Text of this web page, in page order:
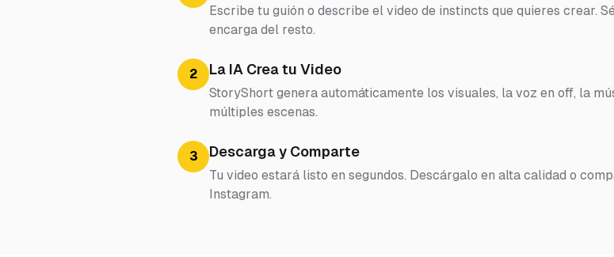
Escribe tu guión o describe el video de instincts que quieres crear.
encarga del resto.
2 La IA Crea tu Video
StoryShort genera automáticamente los visuales, la voz en off, la
múltiples escenas.
3 Descarga y Comparte
Tu video estará listo en segundos. Descárgalo en alta calidad o
Instagram.